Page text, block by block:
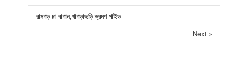
রামগড় চা বাগান,খাগড়াছড়ি ভ্রমণ গাইড
Next »